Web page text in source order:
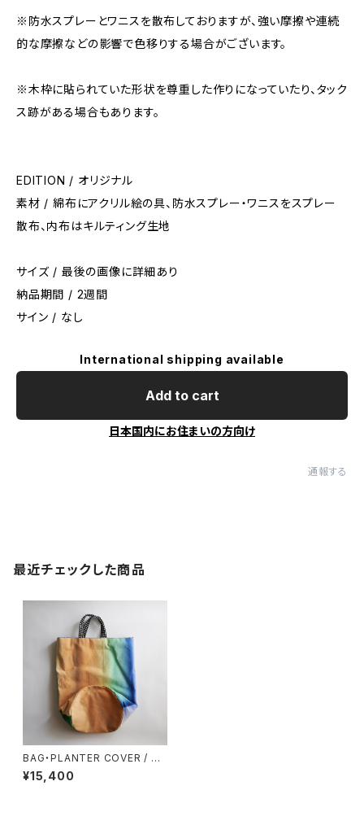
※防水スプレーとワニスを散布しておりますが、強い摩擦や連続
的な摩擦などの影響で色移りする場合がございます。
※木枠に貼られていた形状を尊重した作りになっていたり、タック
ス跡がある場合もあります。
EDITION / オリジナル
素材 / 綿布にアクリル絵の具、防水スプレー・ワニスをスプレー
散布、内布はキルティング生地
サイズ / 最後の画像に詳細あり
納品期間 / 2週間
サイン / なし
International shipping available
Add to cart
日本国内にお住まいの方向け
通報する
最近チェックした商品
BAG・PLANTER COVER / ブ
リ
¥15,400